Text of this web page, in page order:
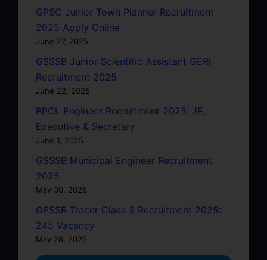
GPSC Junior Town Planner Recruitment
2025 Apply Online
June 27, 2025
GSSSB Junior Scientific Assistant GERI
Recruitment 2025
June 22, 2025
BPCL Engineer Recruitment 2025: JE,
Executive & Secretary
June 1, 2025
GSSSB Municipal Engineer Recruitment
2025
May 30, 2025
GPSSB Tracer Class 3 Recruitment 2025:
245 Vacancy
May 28, 2025